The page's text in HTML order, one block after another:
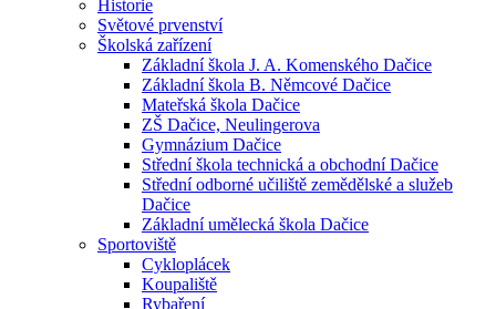
Historie
Světové prvenství
Školská zařízení
Základní škola J. A. Komenského Dačice
Základní škola B. Němcové Dačice
Mateřská škola Dačice
ZŠ Dačice, Neulingerova
Gymnázium Dačice
Střední škola technická a obchodní Dačice
Střední odborné učiliště zemědělské a služeb
Dačice
Základní umělecká škola Dačice
Sportoviště
Cykloplácek
Koupaliště
Rybaření